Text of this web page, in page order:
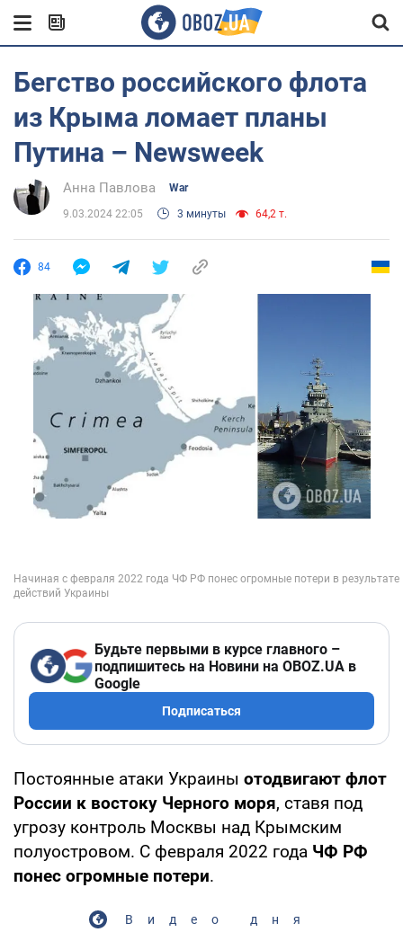
Бегство российского флота
из Крыма ломает планы
Путина – Newsweek
Анна Павлова War
9.03.2024 22:05 3 минуты 64,2 т.
84
Будьте первыми в курсе главного –
подпишитесь на Новини на OBOZ.UA в
Google
Подписаться
Постоянные атаки Украины отодвигают флот
России к востоку Черного моря, ставя под
угрозу контроль Москвы над Крымским
полуостровом. С февраля 2022 года ЧФ РФ
понес огромные потери.
Видео дня